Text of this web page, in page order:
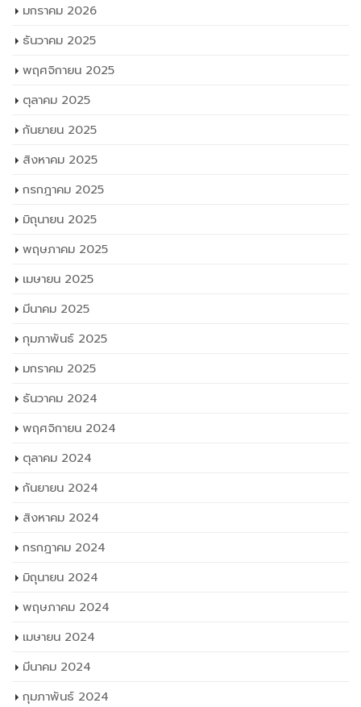
มกราคม 2026
ธันวาคม 2025
พฤศจิกายน 2025
ตุลาคม 2025
กันยายน 2025
สิงหาคม 2025
กรกฎาคม 2025
มิถุนายน 2025
พฤษภาคม 2025
เมษายน 2025
มีนาคม 2025
กุมภาพันธ์ 2025
มกราคม 2025
ธันวาคม 2024
พฤศจิกายน 2024
ตุลาคม 2024
กันยายน 2024
สิงหาคม 2024
กรกฎาคม 2024
มิถุนายน 2024
พฤษภาคม 2024
เมษายน 2024
มีนาคม 2024
กุมภาพันธ์ 2024